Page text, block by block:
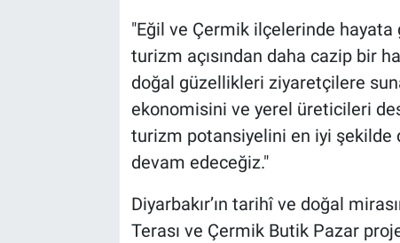
"Eğil ve Çermik ilçelerinde hayata
turizm açısından daha cazip bir
doğal güzellikleri ziyaretçilere
ekonomisini ve yerel üreticileri
turizm potansiyelini en iyi şekilde
devam edeceğiz."
Diyarbakır’ın tarihî ve doğal
Terası ve Çermik Butik Pazar